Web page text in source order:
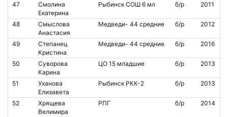
47
Смолина
Екатерина
Рыбинск СОШ 6 мл б/р 2011
48
Смыслова
Анастасия
Медведи- 44 средние б/р 2012
49
Степанец
Кристина
Медведи- 44 средние б/р 2016
50
Суворова
Карина
ЦО 15 младшие б/р 2013
51
Уханова
Елизавета
Рыбинск РКК-2 б/р 2013
52
Хрящева
Велимира
РПГ б/р 2014